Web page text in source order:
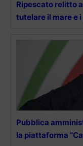
Ripescato relitto
tutelare il mare e i
Pubblica
la piattaforma